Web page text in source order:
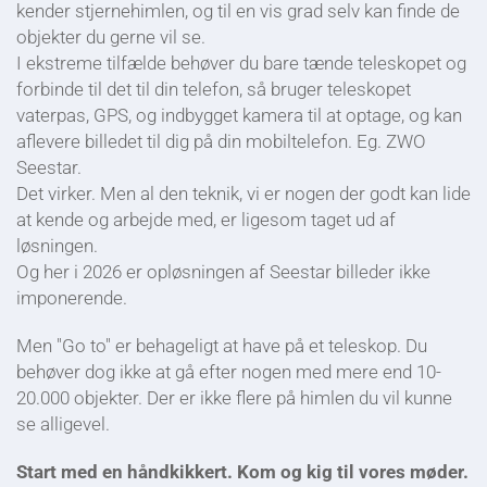
kender stjernehimlen, og til en vis grad selv kan finde de
objekter du gerne vil se.
I ekstreme tilfælde behøver du bare tænde teleskopet og
forbinde til det til din telefon, så bruger teleskopet
vaterpas, GPS, og indbygget kamera til at optage, og kan
aflevere billedet til dig på din mobiltelefon. Eg. ZWO
Seestar.
Det virker. Men al den teknik, vi er nogen der godt kan lide
at kende og arbejde med, er ligesom taget ud af
løsningen.
Og her i 2026 er opløsningen af Seestar billeder ikke
imponerende.
Men "Go to" er behageligt at have på et teleskop. Du
behøver dog ikke at gå efter nogen med mere end 10-
20.000 objekter. Der er ikke flere på himlen du vil kunne
se alligevel.
Start med en håndkikkert. Kom og kig til vores møder.